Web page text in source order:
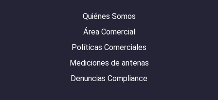
Quiénes Somos
Área Comercial
Políticas Comerciales
Mediciones de antenas
Denuncias Compliance